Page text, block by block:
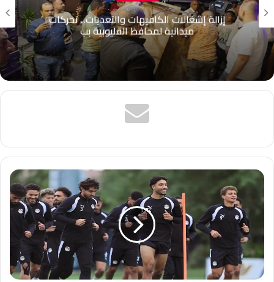
الكافيهات والتعديات.. تحركات
لمحافظ القليوبية بب
مصرع